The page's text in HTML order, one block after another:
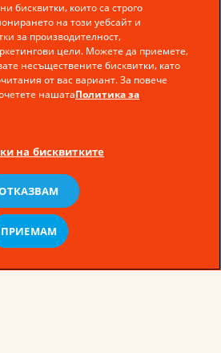
reserved
бисквитки, които са строго
на този уебсайт и
за производителност,
цели. Можете да приемете,
несъществените бисквитки, като
от вас вариант. За повече
нашатаПолитика за
на бисквитките
ПРИЕМАМ